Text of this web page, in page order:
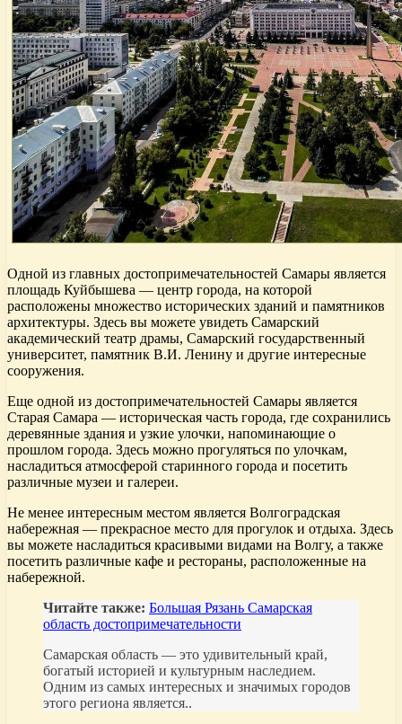
Одной из главных достопримечательностей Самары является
площадь Куйбышева — центр города, на которой
расположены множество исторических зданий и памятников
архитектуры. Здесь вы можете увидеть Самарский
академический театр драмы, Самарский государственный
университет, памятник В.И. Ленину и другие интересные
сооружения.
Еще одной из достопримечательностей Самары является
Старая Самара — историческая часть города, где сохранились
деревянные здания и узкие улочки, напоминающие о
прошлом города. Здесь можно прогуляться по улочкам,
насладиться атмосферой старинного города и посетить
различные музеи и галереи.
Не менее интересным местом является Волгоградская
набережная — прекрасное место для прогулок и отдыха. Здесь
вы можете насладиться красивыми видами на Волгу, а также
посетить различные кафе и рестораны, расположенные на
набережной.
Читайте также: Большая Рязань Самарская
область достопримечательности
Самарская область — это удивительный край,
богатый историей и культурным наследием.
Одним из самых интересных и значимых городов
этого региона является..